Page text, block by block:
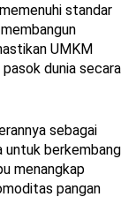
standar
UMKM
dunia secara
sebagai
untuk berkembang
menangkap
pangan